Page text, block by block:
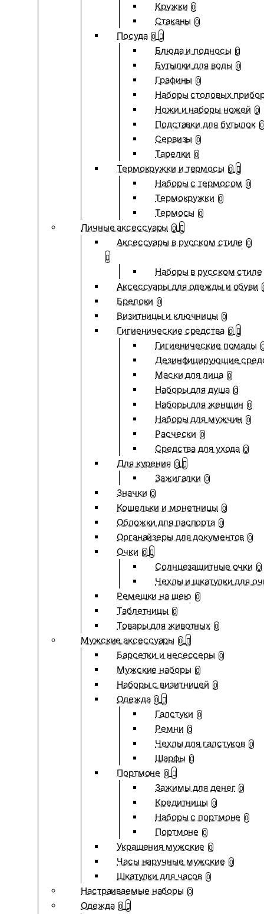
Кружки 0
Стаканы 0
Посуда 0
Блюда и подносы 0
Бутылки для воды 0
Графины 0
Наборы столовых
Ножи и наборы ножей 0
Подставки для бутылок 0
Сервизы 0
Тарелки 0
Термокружки и термосы 0
Наборы с термосом 0
Термокружки 0
Термосы 0
Личные аксессуары 0
Аксессуары в русском стиле 0
Наборы в русском стиле
Аксессуары для одежды и обуви
Брелоки 0
Визитницы и ключницы 0
Гигиенические средства 0
Гигиенические помады
Дезинфицирующие
Маски для лица 0
Наборы для душа 0
Наборы для женщин 0
Наборы для мужчин 0
Расчески 0
Средства для ухода 0
Для курения 0
Зажигалки 0
Значки 0
Кошельки и монетницы 0
Обложки для паспорта 0
Органайзеры для документов 0
Очки 0
Солнцезащитные очки 0
Чехлы и шкатулки для
Ремешки на шею 0
Таблетницы 0
Товары для животных 0
Мужские аксессуары 0
Барсетки и несессеры 0
Мужские наборы 0
Наборы с визитницей 0
Одежда 0
Галстуки 0
Ремни 0
Чехлы для галстуков 0
Шарфы 0
Портмоне 0
Зажимы для денег 0
Кредитницы 0
Наборы с портмоне 0
Портмоне 0
Украшения мужские 0
Часы наручные мужские 0
Шкатулки для часов 0
Настраиваемые наборы 0
Одежда 0